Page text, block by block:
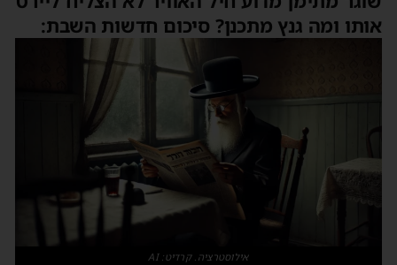
אותו ומה גנץ מתכנן? סיכום חדשות השבת:
אילוסטרציה. קרדיט: AI